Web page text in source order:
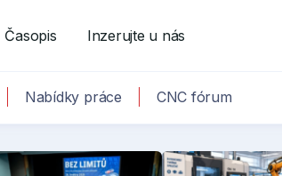
Časopis Inzerujte u nás
Nabídky práce CNC fórum